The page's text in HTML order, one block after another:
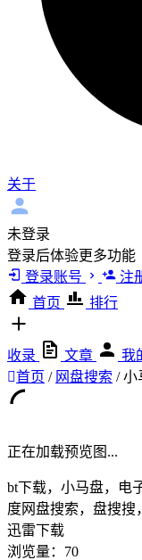
关于
未登录
登录后体验更多功能
登录账号
注
首页
排行
收录 文章
我
首页 / 网盘搜索 / 小
正在加载预览图...
bt下载，小马盘，电
度网盘搜索，盘搜搜
迅雷下载
浏览量：70